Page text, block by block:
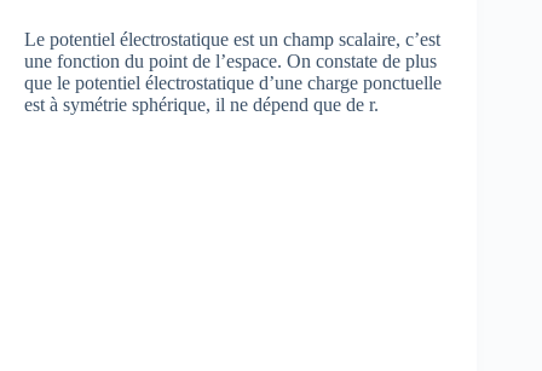
Le potentiel électrostatique est un champ scalaire, c’est
une fonction du point de l’espace. On constate de plus
que le potentiel électrostatique d’une charge ponctuelle
est à symétrie sphérique, il ne dépend que de r.